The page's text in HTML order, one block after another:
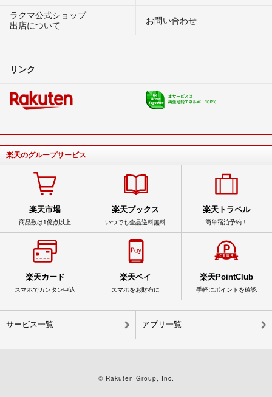
ラクマ公式ショップ
出店について
お問い合わせ
リンク
楽天のグループサービス
楽天市場
商品数は1億点以上
楽天ブックス
いつでも全品送料無料
楽天トラベル
簡単宿泊予約！
楽天カード
スマホでカンタン申込
楽天ペイ
スマホをお財布に
楽天PointClub
手軽にポイントを確認
サービス一覧 アプリ一覧
© Rakuten Group, Inc.